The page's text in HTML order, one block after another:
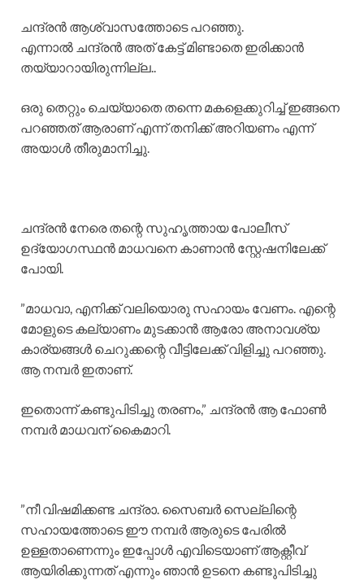
ചന്ദ്രൻ ആശ്വാസത്തോടെ പറഞ്ഞു.
​എന്നാൽ ചന്ദ്രൻ അത് കേട്ട് മിണ്ടാതെ ഇരിക്കാൻ
തയ്യാറായിരുന്നില്ല..
ഒരു തെറ്റും ചെയ്യാതെ തന്നെ മകളെക്കുറിച്ച് ഇങ്ങനെ
പറഞ്ഞത് ആരാണ് എന്ന് തനിക്ക് അറിയണം എന്ന്
അയാൾ തീരുമാനിച്ചു.
​ചന്ദ്രൻ നേരെ തന്റെ സുഹൃത്തായ പോലീസ്
ഉദ്യോഗസ്ഥൻ മാധവനെ കാണാൻ സ്റ്റേഷനിലേക്ക്
പോയി.
​”മാധവാ, എനിക്ക് വലിയൊരു സഹായം വേണം. എന്റെ
മോളുടെ കല്യാണം മുടക്കാൻ ആരോ അനാവശ്യ
കാര്യങ്ങൾ ചെറുക്കന്റെ വീട്ടിലേക്ക് വിളിച്ചു പറഞ്ഞു.
ആ നമ്പർ ഇതാണ്.
ഇതൊന്ന് കണ്ടുപിടിച്ചു തരണം,” ചന്ദ്രൻ ആ ഫോൺ
നമ്പർ മാധവന് കൈമാറി.
​”നീ വിഷമിക്കണ്ട ചന്ദ്രാ. സൈബർ സെല്ലിന്റെ
സഹായത്തോടെ ഈ നമ്പർ ആരുടെ പേരിൽ
ഉള്ളതാണെന്നും ഇപ്പോൾ എവിടെയാണ് ആക്റ്റീവ്
ആയിരിക്കുന്നത് എന്നും ഞാൻ ഉടനെ കണ്ടുപിടിച്ചു